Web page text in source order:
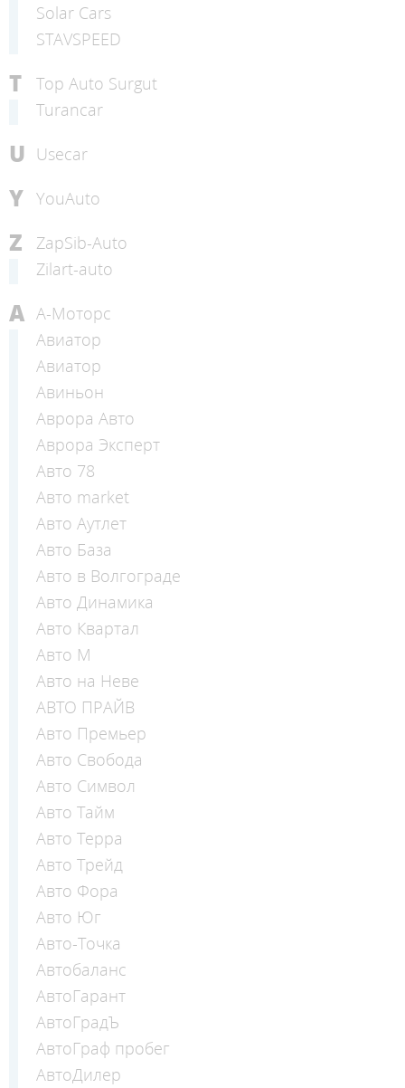
Solar Cars
STAVSPEED
T
Top Auto Surgut
Turancar
U Usecar
Y YouAuto
Z
ZapSib-Auto
Zilart-auto
А А-Моторс
Авиатор
Авиатор
Авиньон
Аврора Авто
Аврора Эксперт
Авто 78
Авто market
Авто Аутлет
Авто База
Авто в Волгограде
Авто Динамика
Авто Квартал
Авто М
Авто на Неве
АВТО ПРАЙВ
Авто Премьер
Авто Свобода
Авто Символ
Авто Тайм
Авто Терра
Авто Трейд
Авто Фора
Авто Юг
Авто-Точка
Автобаланс
АвтоГарант
АвтоГрадЪ
АвтоГраф пробег
АвтоДилер